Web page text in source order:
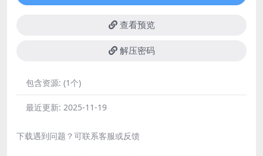
查看预览
解压密码
包含资源: (1个)
最近更新: 2025-11-19
下载遇到问题？可联系客服或反馈